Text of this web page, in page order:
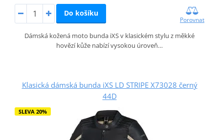
Do košíku
Porovnat
Dámská kožená moto bunda iXS v klasickém stylu z měkké
hovězí kůže nabízí vysokou úroveň…
Klasická dámská bunda iXS LD STRIPE X73028 černý
44D
SLEVA 20%